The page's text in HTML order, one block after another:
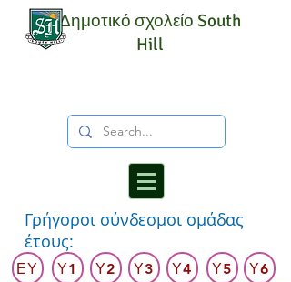
Δημοτικό σχολείο South
Hill
Γρήγοροι σύνδεσμοι ομάδας
έτους:
ΕΥ Υ1 Υ2 Υ3 Υ4 Υ5 Υ6